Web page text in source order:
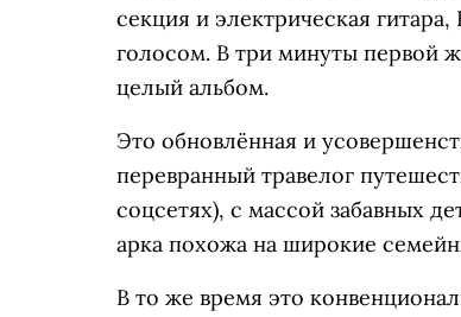
секция и электрическая
голосом. В три минуты первой
целый альбом.
Это обновлённая и
перевранный травелог
соцсетях), с массой забавных
арка похожа на широкие
В то же время это